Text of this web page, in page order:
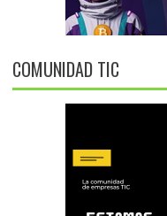
COMUNIDAD TIC